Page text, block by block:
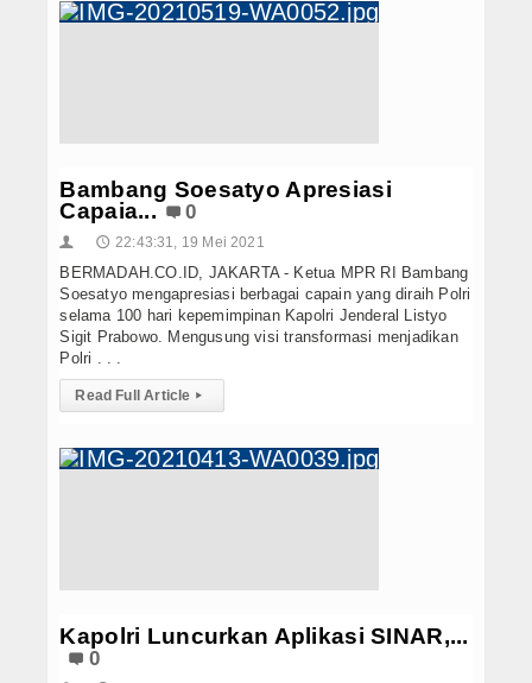
Bambang Soesatyo Apresiasi
Capaia...
0
👤 🕔 22:43:31, 19 Mei 2021
BERMADAH.CO.ID, JAKARTA - Ketua MPR RI Bambang
Soesatyo mengapresiasi berbagai capain yang diraih Polri
selama 100 hari kepemimpinan Kapolri Jenderal Listyo
Sigit Prabowo. Mengusung visi transformasi menjadikan
Polri . . .
Read Full Article ▸
Kapolri Luncurkan Aplikasi SINAR,...
0